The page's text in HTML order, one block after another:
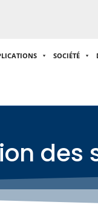
SOCIÉTÉ
des